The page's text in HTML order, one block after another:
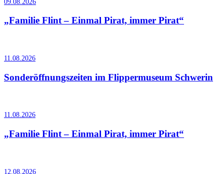
„Familie Flint – Einmal Pirat, immer Pirat“
11.08.2026
Sonderöffnungszeiten im Flippermuseum Schwerin
11.08.2026
„Familie Flint – Einmal Pirat, immer Pirat“
12.08.2026